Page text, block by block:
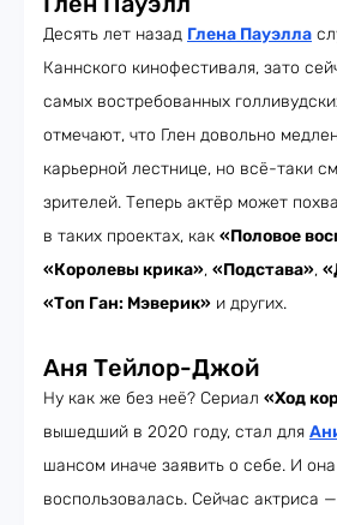
Десять лет назад Глена Пауэлла
Каннского кинофестиваля, зато
самых востребованных
отмечают, что Глен довольно
карьерной лестнице, но всё-таки
зрителей. Теперь актёр может
в таких проектах, как «Половое
«Королевы крика», «Подстава»,
«Топ Ган: Мэверик» и других.
Аня Тейлор-Джой
Ну как же без неё? Сериал «Ход
вышедший в 2020 году, стал для
шансом иначе заявить о себе. И
воспользовалась. Сейчас актриса